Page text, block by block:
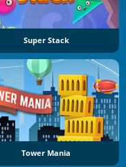
Super Stack
Tower Mania